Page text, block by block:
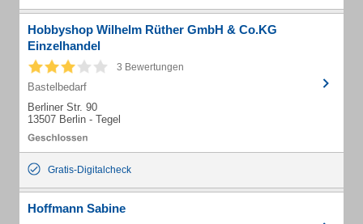
Hobbyshop Wilhelm Rüther GmbH & Co.KG
Einzelhandel
3 Bewertungen
Bastelbedarf
Berliner Str. 90
13507 Berlin - Tegel
Gratis-Digitalcheck
Hoffmann Sabine